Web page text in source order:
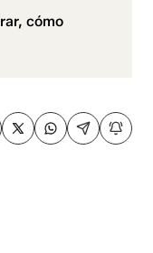
cómo